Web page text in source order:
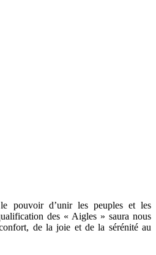
pouvoir d’unir les peuples et les
des « Aigles » saura nous
de la joie et de la sérénité au